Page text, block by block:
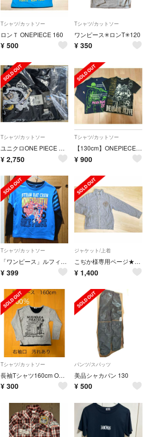
Tシャツ/カットソー
ロンＴ ONEPIECE 160
¥ 500
Tシャツ/カットソー
ワンピース✳︎ロンT✳︎120
¥ 350
Tシャツ/カットソー
ユニクロONE PIECE コラボ25th記念Tシャツ 130サイズ ニカルフィ
¥ 2,750
Tシャツ/カットソー
【130cm】ONEPIECE Tシャツセット
¥ 900
Tシャツ/カットソー
「ワンピース」ルフィーのＴシャツ(長袖) サイズ140 (824)
¥ 399
ジャケット/上着
こぢか様専用ページ★★★ ONEPIECE3枚セット160
¥ 1,400
Tシャツ/カットソー
長袖Tシャツ160cm ONE PIECE
¥ 300
パンツ/スパッツ
美品シャカパン 130
¥ 500